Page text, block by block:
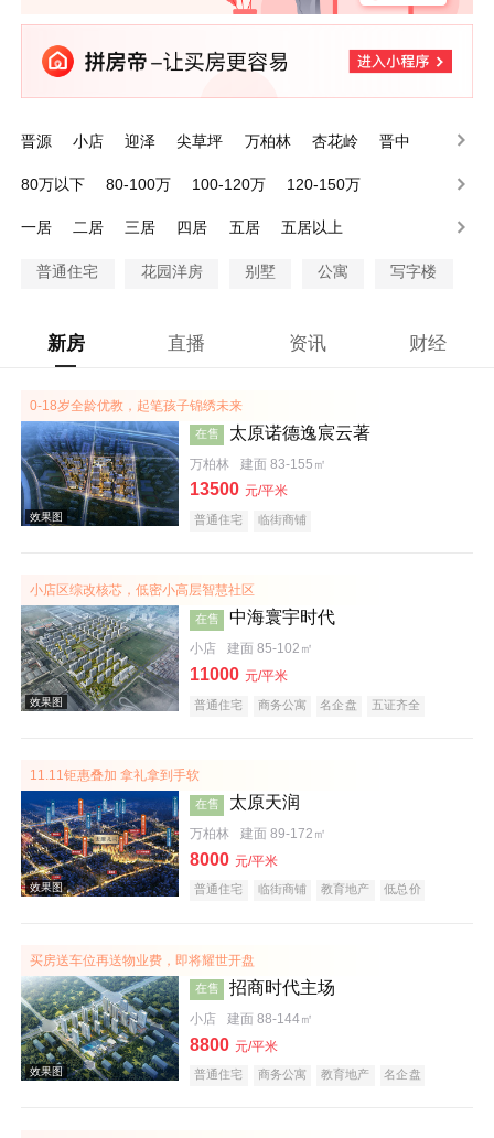
晋源 小店 迎泽 尖草坪 万柏林 杏花岭
晋中
80万以下
80-100万 100-120万
120-150万
一居
二居 三居 四居 五居 五居以上
普通住宅 花园洋房 别墅 公寓 写字楼
新房 直播 资讯 财经
0-18岁全龄优教，起笔孩子锦绣未来
效果图
在售 太原诺德逸宸云著
万柏林 建面 83-155㎡
13500 元/平米
普通住宅 临街商铺
小店区综改核芯，低密小高层智慧社区
效果图
在售 中海寰宇时代
小店 建面 85-102㎡
11000 元/平米
普通住宅 商务公寓 名企盘 五证齐全
11.11钜惠叠加 拿礼拿到手软
在售 太原天润
万柏林 建面 89-172㎡
8000 元/平米
普通住宅 临街商铺 教育地产
低总价
买房送车位再送物业费，即将耀世开盘
在售 招商时代主场
小店 建面 88-144㎡
8800 元/平米
普通住宅 商务公寓 教育地产
名企盘